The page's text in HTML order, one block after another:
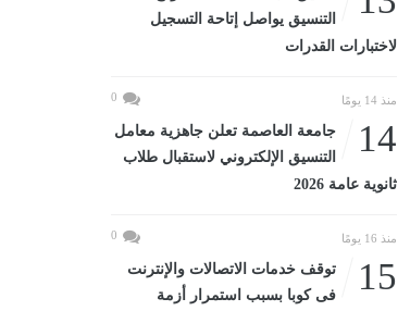
التنسيق يواصل إتاحة التسجيل
لاختبارات القدرات
منذ 14 يومًا 0
14
جامعة العاصمة تعلن جاهزية معامل
التنسيق الإلكتروني لاستقبال طلاب
ثانوية عامة 2026
منذ 16 يومًا 0
15
توقف خدمات الاتصالات والإنترنت
فى كوبا بسبب استمرار أزمة